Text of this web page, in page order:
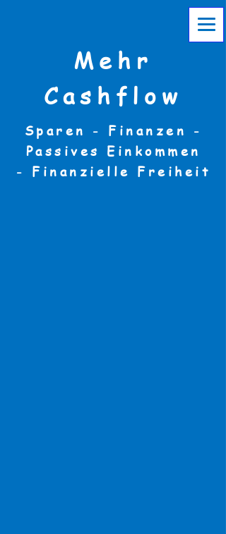
Mehr
Cashflow
Sparen - Finanzen -
Passives Einkommen
- Finanzielle Freiheit